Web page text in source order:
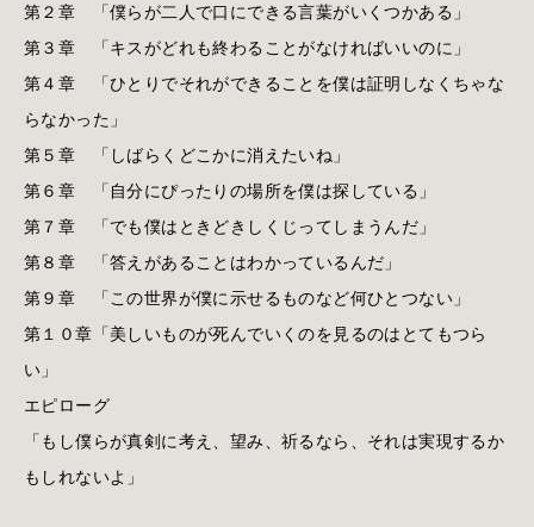
第２章 「僕らが二人で口にできる言葉がいくつかある」
第３章 「キスがどれも終わることがなければいいのに」
第４章 「ひとりでそれができることを僕は証明しなくちゃな
らなかった」
第５章 「しばらくどこかに消えたいね」
第６章 「自分にぴったりの場所を僕は探している」
第７章 「でも僕はときどきしくじってしまうんだ」
第８章 「答えがあることはわかっているんだ」
第９章 「この世界が僕に示せるものなど何ひとつない」
第１０章「美しいものが死んでいくのを見るのはとてもつら
い」
エピローグ
「もし僕らが真剣に考え、望み、祈るなら、それは実現するか
もしれないよ」